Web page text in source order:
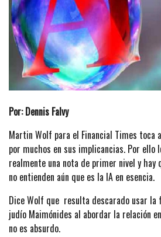
Por: Dennis Falvy
Martin Wolf para el Financial Times toca
por muchos en sus implicancias. Por ello
realmente una nota de primer nivel y hay
no entienden aún que es la IA en esencia.
Dice Wolf que resulta descarado usar la
judío Maimónides al abordar la relación
no es absurdo.